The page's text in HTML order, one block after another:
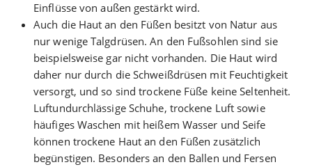
Einflüsse von außen gestärkt wird.
Auch die Haut an den Füßen besitzt von Natur aus
nur wenige Talgdrüsen. An den Fußsohlen sind sie
beispielsweise gar nicht vorhanden. Die Haut wird
daher nur durch die Schweißdrüsen mit Feuchtigkeit
versorgt, und so sind trockene Füße keine Seltenheit.
Luftundurchlässige Schuhe, trockene Luft sowie
häufiges Waschen mit heißem Wasser und Seife
können trockene Haut an den Füßen zusätzlich
begünstigen. Besonders an den Ballen und Fersen